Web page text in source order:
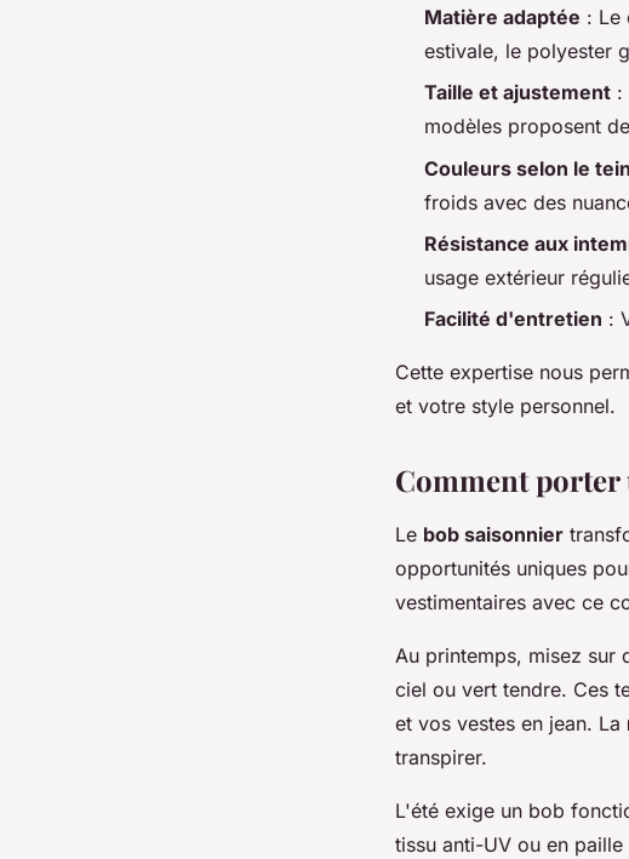
Matière adaptée : Le
estivale, le polyester
Taille et ajustement :
modèles proposent
Couleurs selon le
froids avec des
Résistance aux
usage extérieur
Facilité d'entretien :
Cette expertise nous
et votre style personnel.
Comment porter
Le bob saisonnier
opportunités uniques
vestimentaires avec ce
Au printemps, misez sur
ciel ou vert tendre. Ces
et vos vestes en jean. La
transpirer.
L'été exige un bob
tissu anti-UV ou en